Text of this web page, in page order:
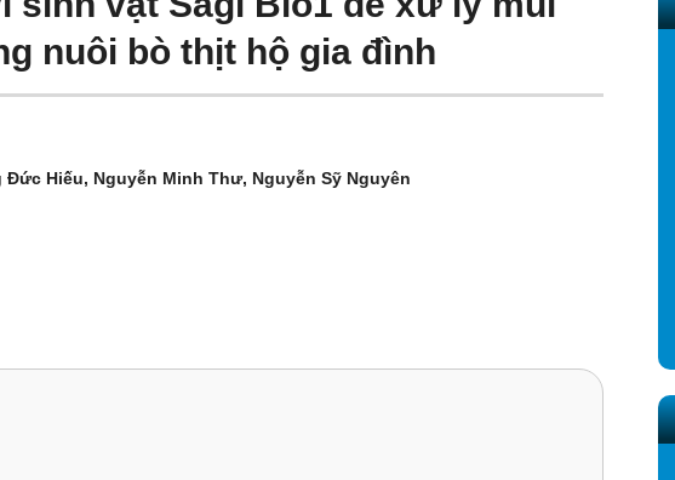
nuôi bò thịt hộ gia đình
Hiếu, Nguyễn Minh Thư, Nguyễn Sỹ Nguyên